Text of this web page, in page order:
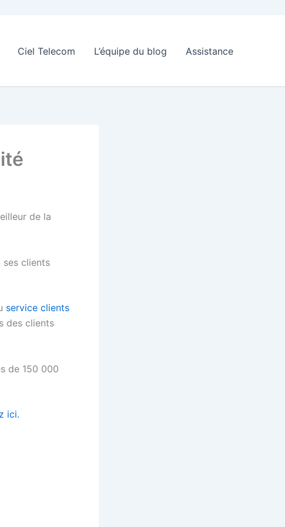
Ciel Telecom L’équipe du blog Assistance
de la
ses clients
service clients
des clients
de 150 000
ici.